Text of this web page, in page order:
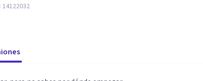
14122032